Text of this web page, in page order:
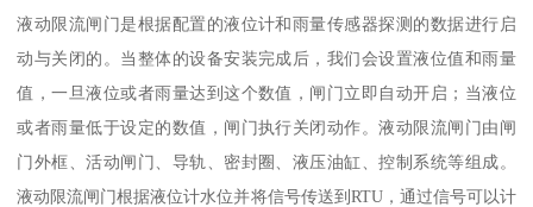
液动限流闸门是根据配置的液位计和雨量传感器探测的数据进行启
动与关闭的。当整体的设备安装完成后，我们会设置液位值和雨量
值，一旦液位或者雨量达到这个数值，闸门立即自动开启；当液位
或者雨量低于设定的数值，闸门执行关闭动作。液动限流闸门由闸
门外框、活动闸门、导轨、密封圈、液压油缸、控制系统等组成。
液动限流闸门根据液位计水位并将信号传送到RTU，通过信号可以计